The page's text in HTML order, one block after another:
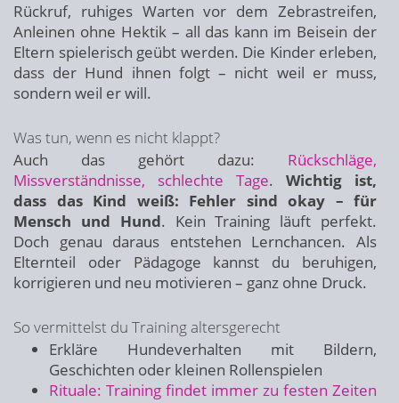
Rückruf, ruhiges Warten vor dem Zebrastreifen,
Anleinen ohne Hektik – all das kann im Beisein der
Eltern spielerisch geübt werden. Die Kinder erleben,
dass der Hund ihnen folgt – nicht weil er muss,
sondern weil er will.
Was tun, wenn es nicht klappt?
Auch das gehört dazu: Rückschläge,
Missverständnisse, schlechte Tage. Wichtig ist,
dass das Kind weiß: Fehler sind okay – für
Mensch und Hund. Kein Training läuft perfekt.
Doch genau daraus entstehen Lernchancen. Als
Elternteil oder Pädagoge kannst du beruhigen,
korrigieren und neu motivieren – ganz ohne Druck.
So vermittelst du Training altersgerecht
Erkläre Hundeverhalten mit Bildern,
Geschichten oder kleinen Rollenspielen
Rituale: Training findet immer zu festen Zeiten